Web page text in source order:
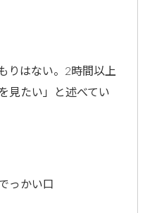
りはない。2時間以上
見たい」と述べてい
っかい口